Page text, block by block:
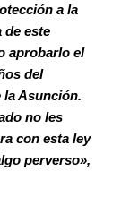
a la
de este
aprobarlo el
del
la Asunción.
no les
con esta ley
perverso»,